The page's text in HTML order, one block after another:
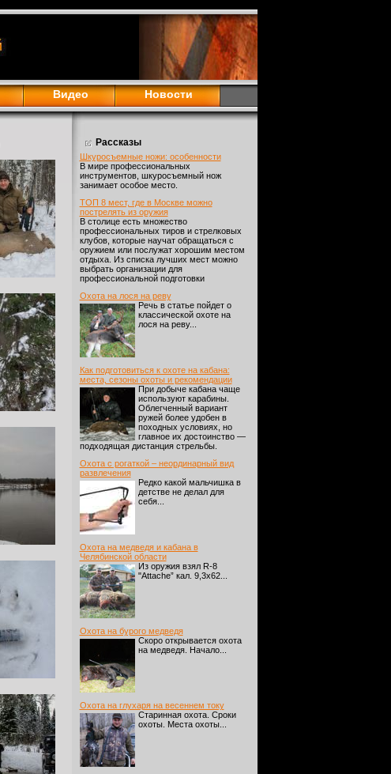
Видео Новости
Рассказы
Шкуросъемные ножи: особенности
В мире профессиональных
инструментов, шкуросъемный нож
занимает особое место.
ТОП 8 мест, где в Москве можно
пострелять из оружия
В столице есть множество
профессиональных тиров и стрелковых
клубов, которые научат обращаться с
оружием или послужат хорошим местом
отдыха. Из списка лучших мест можно
выбрать организации для
профессиональной подготовки
Охота на лося на реву
Речь в статье пойдет о
классической охоте на
лося на реву...
Как подготовиться к охоте на кабана:
места, сезоны охоты и рекомендации
При добыче кабана чаще
используют карабины.
Облегченный вариант
ружей более удобен в
походных условиях, но
главное их достоинство —
подходящая дистанция стрельбы.
Охота с рогаткой – неординарный вид
развлечения
Редко какой мальчишка в
детстве не делал для
себя...
Охота на медведя и кабана в
Челябинской области
Из оружия взял R-8
"Attache” кал. 9,3х62...
Охота на бурого медведя
Скоро открывается охота
на медведя. Начало...
Охота на глухаря на весеннем току
Старинная охота. Сроки
охоты. Места охоты...